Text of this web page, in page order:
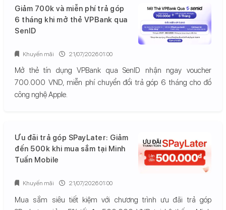
Giảm 700k và miễn phí trả góp
6 tháng khi mở thẻ VPBank qua
SenID
Mở thẻ tín dụng VPBank qua SenID nhận ngay voucher
700.000 VND, miễn phí chuyển đổi trả góp 6 tháng cho đồ
công nghệ Apple.
Khuyến mãi 21/07/2026 01:00
Ưu đãi trả góp SPayLater: Giảm
đến 500k khi mua sắm tại Minh
Tuấn Mobile
Mua sắm siêu tiết kiệm với chương trình ưu đãi trả góp
Khuyến mãi 21/07/2026 01:00